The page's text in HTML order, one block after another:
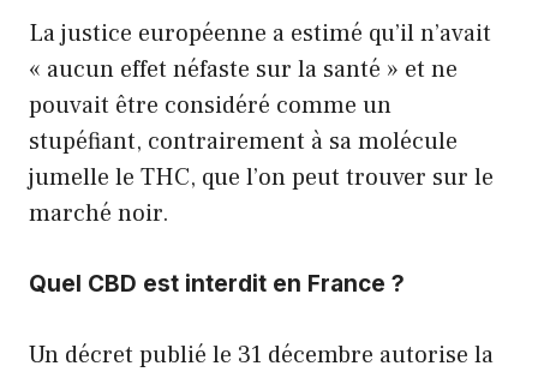
La justice européenne a estimé qu’il n’avait
« aucun effet néfaste sur la santé » et ne
pouvait être considéré comme un
stupéfiant, contrairement à sa molécule
jumelle le THC, que l’on peut trouver sur le
marché noir.
Quel CBD est interdit en France ?
Un décret publié le 31 décembre autorise la